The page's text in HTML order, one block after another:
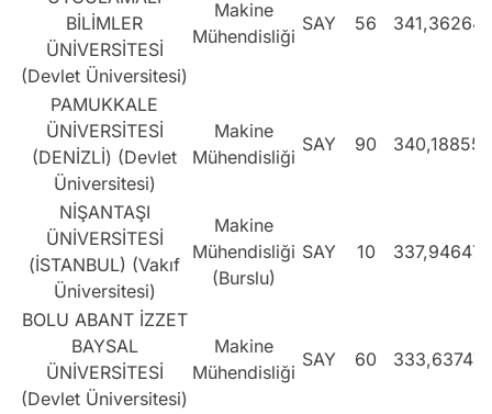
BİLİMLER
ÜNİVERSİTESİ
(Devlet Üniversitesi)
Makine
Mühendisliği
SAY 56 341,36264
PAMUKKALE
ÜNİVERSİTESİ
(DENİZLİ) (Devlet
Üniversitesi)
Makine
Mühendisliği
SAY 90 340,18855
NİŞANTAŞI
ÜNİVERSİTESİ
(İSTANBUL) (Vakıf
Üniversitesi)
Makine
Mühendisliği
(Burslu)
SAY 10 337,94647
BOLU ABANT İZZET
BAYSAL
ÜNİVERSİTESİ
(Devlet Üniversitesi)
Makine
Mühendisliği
SAY 60 333,63747